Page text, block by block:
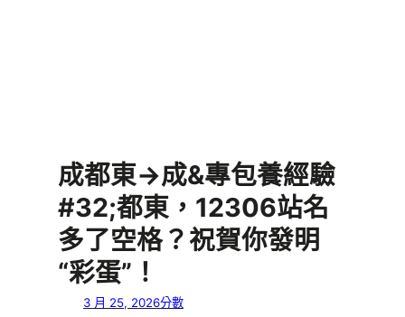
成都東→成&專包養經驗
#32;都東，12306站名
多了空格？祝賀你發明
“彩蛋”！
3 月 25, 2026分數